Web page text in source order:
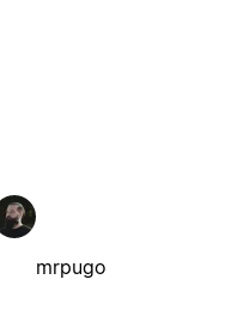
mrpugo